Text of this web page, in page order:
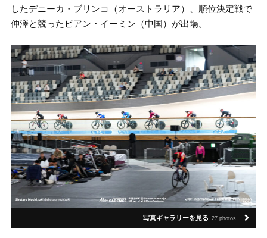
したデニーカ・ブリンコ（オーストラリア）、順位決定戦で
仲澤と競ったビアン・イーミン（中国）が出場。
写真ギャラリーを見る 27 photos